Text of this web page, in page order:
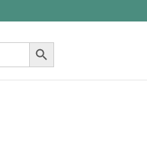
Search Button